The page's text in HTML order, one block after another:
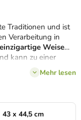
Traditionen und ist
Verarbeitung in
Weise
kann zu einer
Mehr lesen
43 x 44,5 cm